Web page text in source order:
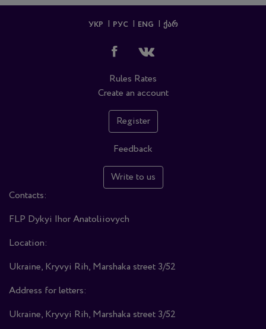
УКР РУС ENG ᲥᲐᲠ
Rules Rates
Create an account
Register
Feedback
Write to us
Contacts:
FLP Dykyi Ihor Anatoliiovych
Location:
Ukraine, Kryvyi Rih, Marshaka street 3/52
Address for letters:
Ukraine, Kryvyi Rih, Marshaka street 3/52